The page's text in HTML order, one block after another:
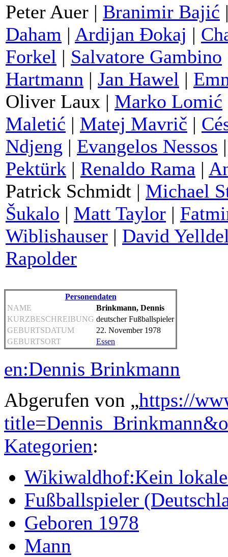
Peter Auer | Branimir Bajić
Daham | Ardijan Đokaj |
Forkel | Salvatore Gambino
Hartmann | Jan Hawel |
Oliver Laux | Marko Lomić
Maletić | Matej Mavrič |
Ndjeng | Evangelos Nessos
Pektürk | Renaldo Rama |
Patrick Schmidt | Michael
Šukalo | Matt Taylor |
Wiblishauser | David
Rapolder
Personendaten
NAME
Brinkmann, Dennis
KURZBESCHREIBUNG deutscher Fußballspieler
GEBURTSDATUM
22. November 1978
GEBURTSORT
Essen
en:Dennis Brinkmann
Abgerufen von „https://
Kategorien:
Wikiwaldhof:Kein
Fußballspieler
Geboren 1978
Mann